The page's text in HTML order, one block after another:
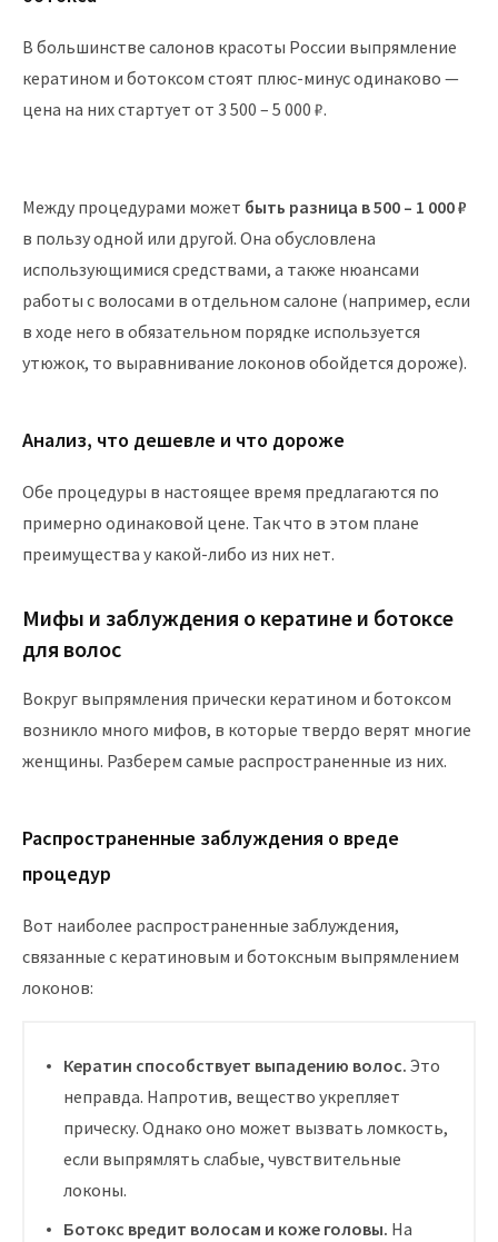
В большинстве салонов красоты России выпрямление
кератином и ботоксом стоят плюс-минус одинаково —
цена на них стартует от 3 500 – 5 000 ₽.
Между процедурами может быть разница в 500 – 1 000 ₽
в пользу одной или другой. Она обусловлена
использующимися средствами, а также нюансами
работы с волосами в отдельном салоне (например, если
в ходе него в обязательном порядке используется
утюжок, то выравнивание локонов обойдется дороже).
Анализ, что дешевле и что дороже
Обе процедуры в настоящее время предлагаются по
примерно одинаковой цене. Так что в этом плане
преимущества у какой-либо из них нет.
Мифы и заблуждения о кератине и ботоксе
для волос
Вокруг выпрямления прически кератином и ботоксом
возникло много мифов, в которые твердо верят многие
женщины. Разберем самые распространенные из них.
Распространенные заблуждения о вреде
процедур
Вот наиболее распространенные заблуждения,
связанные с кератиновым и ботоксным выпрямлением
локонов:
Кератин способствует выпадению волос. Это
неправда. Напротив, вещество укрепляет
прическу. Однако оно может вызвать ломкость,
если выпрямлять слабые, чувствительные
локоны.
Ботокс вредит волосам и коже головы. На